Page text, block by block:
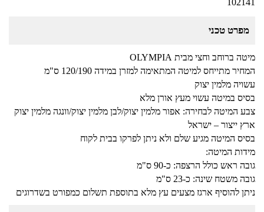
מפרט טכני
מיטה ברוחב וחצי מבית OLYMPIA
המחיר מתייחס למיטה המתאימה למזרן במידה 120/190 ס"מ
עשויה מלמין יצוק
בסיס במיטה עשוי מעץ אורן מלא
צבע המיטה לבחירה: אפור מלמין יצוק/לבן מלמין יצוק/וונגה מלמין יצוק
ארץ ייצור – ישראל
בסיס המיטה מגיע שלם ולא ניתן לפרקו בבית לקוח
מידות המיטה:
גובה ראש כולל הרצפה: כ-90 ס"מ
גובה משטח שינה: כ-23 ס"מ
ניתן להוסיף ארגז מצעים עץ מלא בתוספת תשלום כמפורט בשדרוגים